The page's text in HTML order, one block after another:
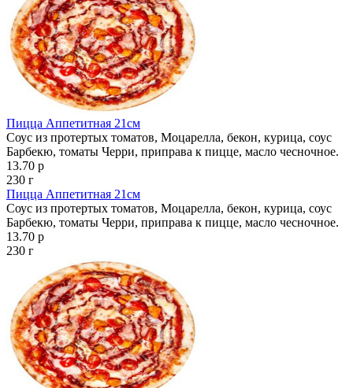
Пицца Аппетитная 21см
Соус из протертых томатов, Моцарелла, бекон, курица, соус
Барбекю, томаты Черри, приправа к пицце, масло чесночное.
13.70 р
230 г
Пицца Аппетитная 21см
Соус из протертых томатов, Моцарелла, бекон, курица, соус
Барбекю, томаты Черри, приправа к пицце, масло чесночное.
13.70 р
230 г